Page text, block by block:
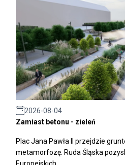
2026-08-04
Zamiast betonu - zieleń
Plac Jana Pawła II przejdzie
metamorfozę. Ruda Śląska